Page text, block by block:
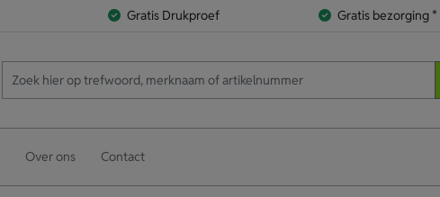
Gratis Drukproef Gratis bezorging *
Over ons Contact